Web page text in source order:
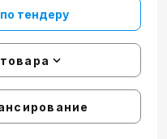
тендеру